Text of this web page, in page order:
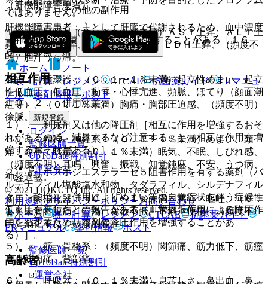
（肝機能障害患者）
肝機能障害患者：主として肝臓で代謝されるため、血中濃度
−時間曲線下面積（ＡＵＣ）が増大することがある〔１６．
６．２参照〕。
相互作用
１０．２． 併用注意：
１）． 利尿剤又は他の降圧剤［相互に作用を増強するおそ
れがあるので、減量するなど注意すること（相互に作用を増
強するおそれがある）］。
２）． ホスホジエステラーゼ５阻害作用を有する薬剤（バ
ルデナフィル塩酸塩水和物、タダラフィル、シルデナフィル
クエン酸塩）［併用によりめまい等の自覚症状を伴う症候性
低血圧を来したとの報告がある（血管拡張作用による降圧作
用を有するため、本剤の降圧作用を増強することがあ
る）］。
高齢者
１１．２． その他の副作用
１）． 肝臓：（０．１〜１％未満）ＡＳＴ上昇、ＡＬＴ上
昇、Ａｌ−Ｐ上昇、（０．１％未満）ＬＤＨ上昇、（頻度不
明）胆汁うっ滞。
２）． 循環器：（０．１〜１％未満）起立性めまい、起立
性低血圧、低血圧、動悸・心悸亢進、頻脈、ほてり（顔面潮
紅等）、（０．１％未満）胸痛・胸部圧迫感、（頻度不明）
徐脈。
３）． 精神・神経系：（０．１〜１％未満）めまい、頭
痛・頭重、眩暈、（０．１％未満）眠気、不眠、しびれ感、
（頻度不明）耳鳴、興奮、振戦、知覚鈍麻、不安、うつ病、
神経過敏。
４）． 消化器：（０．１〜１％未満）悪心・嘔吐、（０．
１％未満）腹痛、口渇、食欲不振、下痢、便秘、（頻度不
明）消化不良、鼓腸放屁。
５）． 筋・骨格系：（頻度不明）関節痛、筋力低下、筋痙
直、筋肉痛、背部痛。
６）． 呼吸器：（０．１％未満）息苦しさ、鼻出血、鼻
ではありません。
ホーム
ノート
表・計算
レジメン CTCAE 抗菌薬ガイド
ERマニュ
アル
薬剤情報 ポスト
新規登録
ログイン
監修医師一覧
UpToDate特別割引
運営会社
© 2021 HOKUTO Inc. All rights reserved.
利用規約プライバシーポリシーお問い合わせ
ホーム
表・計算 レジメン CTCAE
抗菌薬ガイド
ERマニュアル
薬剤情報 ポスト
監修医師一覧
UpToDate特別割引
運営会社